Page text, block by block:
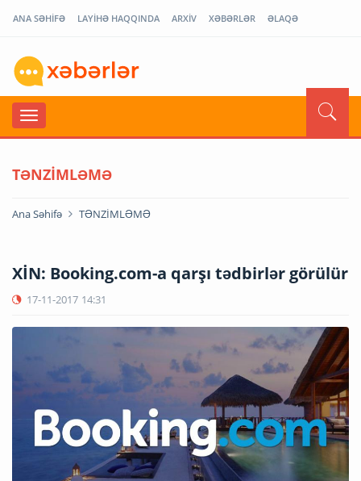
ANA SƏHİFƏ LAYİHƏ HAQQINDA ARXİV XƏBƏRLƏR ƏLAQƏ
TƏNZİMLƏMƏ
Ana Səhifə TƏNZİMLƏMƏ
XİN: Booking.com-a qarşı tədbirlər görülür
17-11-2017 14:31